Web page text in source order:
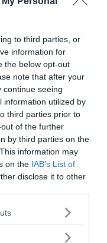
to third parties, or
information for
the below opt-out
note that after your
continue seeing
information utilized by
third parties prior to
of the further
by third parties on the
information may
on the IAB’s List of
disclose it to other
one or more Google
You may click to
mail